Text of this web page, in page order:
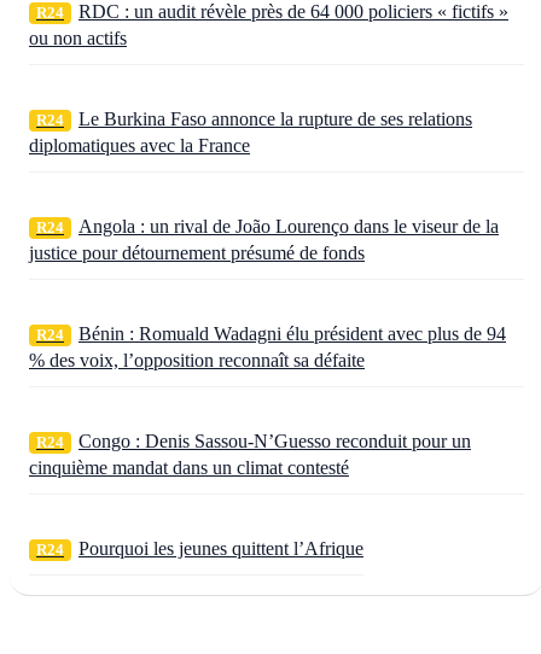
R24
RDC : un audit révèle près de 64 000 policiers « fictifs »
ou non actifs
R24
Le Burkina Faso annonce la rupture de ses relations
diplomatiques avec la France
R24
Angola : un rival de João Lourenço dans le viseur de la
justice pour détournement présumé de fonds
R24
Bénin : Romuald Wadagni élu président avec plus de 94
% des voix, l’opposition reconnaît sa défaite
R24
Congo : Denis Sassou‑N’Guesso reconduit pour un
cinquième mandat dans un climat contesté
R24 Pourquoi les jeunes quittent l’Afrique